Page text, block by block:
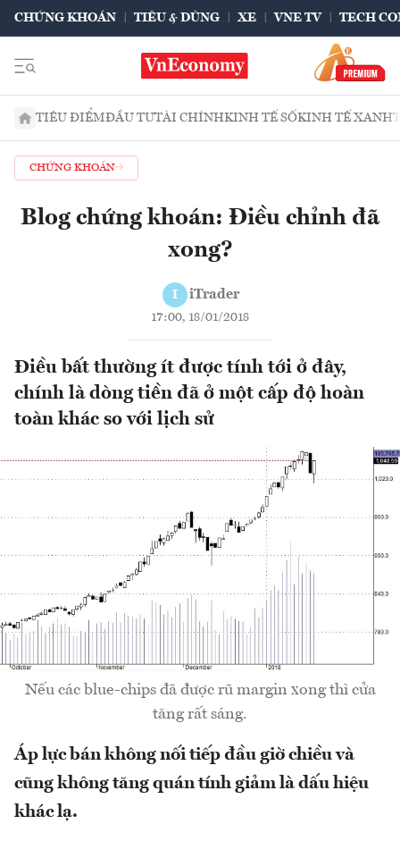
CHỨNG KHOÁN TIÊU & DÙNG XE VNE TV TECH
TIÊU ĐIỂMĐẦU TƯTÀI CHÍNHKINH TẾ SỐKINH TẾ XANH
CHỨNG KHOÁN
Blog chứng khoán: Điều chỉnh đã
xong?
I iTrader
17:00, 18/01/2018
Điều bất thường ít được tính tới ở đây,
chính là dòng tiền đã ở một cấp độ hoàn
toàn khác so với lịch sử
Nếu các blue-chips đã được rũ margin xong thì cửa
tăng rất sáng.
Áp lực bán không nối tiếp đầu giờ chiều và
cũng không tăng quán tính giảm là dấu hiệu
khác lạ.